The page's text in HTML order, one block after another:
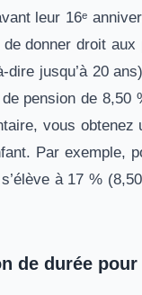
leur 16ᵉ
de donner droit aux
dire jusqu’à 20
pension de 8,50
vous obtenez
Par exemple,
à 17 %
de durée pour